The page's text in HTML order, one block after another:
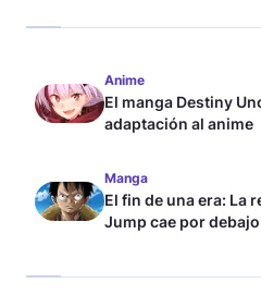
Anime
El manga Destiny
adaptación al anime
Manga
El fin de una era: La
Jump cae por